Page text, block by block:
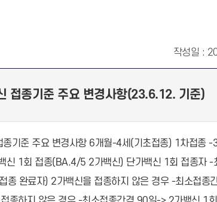
작성일 :
접종기준 주요 변경사항(23.6.12. 기준)
종기준 주요 변경사항 6개월-4세(기초접종) 1차접종
신 1회 접종(BA.4/5 2가백신) 단가백신 1회 접종자
종 완료자) 2가백신을 접종하지 않은 경우 -최소접